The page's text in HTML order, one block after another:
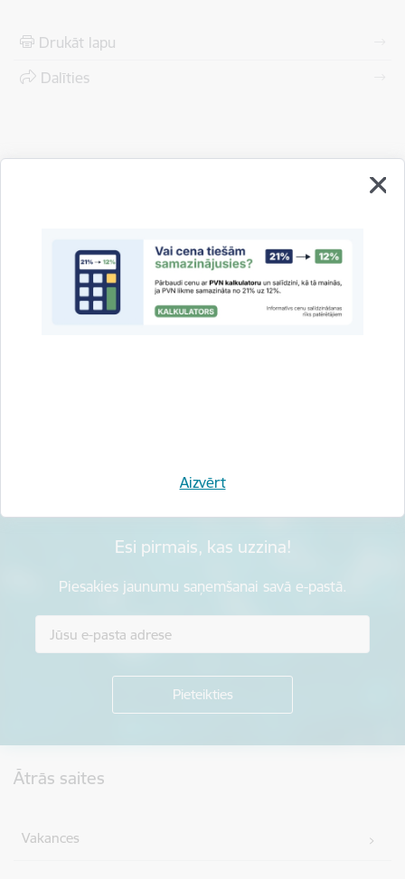
Aizvērt
Drukāt lapu
Dalīties
Esi pirmais, kas uzzina!
Piesakies jaunumu saņemšanai savā e-pastā.
Ātrās saites
Vakances